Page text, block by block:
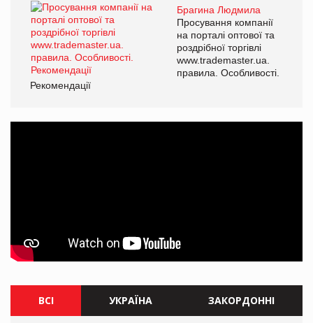
Брагина Людмила
Просування компанії
на порталі оптової та
роздрібної торгівлі
www.trademaster.ua.
правила. Особливості.
Рекомендації
ВСІ УКРАЇНА ЗАКОРДОННІ